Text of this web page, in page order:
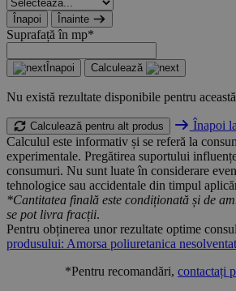
Înapoi Înainte
Suprafață în mp*
Înapoi Calculează
Nu există rezultate disponibile pentru
Calculează pentru alt produs
Înapoi
Calculul este informativ și se referă la
experimentale. Pregătirea suportului
consumuri. Nu sunt luate în considerare
tehnologice sau accidentale din timpul
*Cantitatea finală este condiționată și de
se pot livra fracții.
Pentru obținerea unor rezultate optime
produsului: Amorsa poliuretanica
*Pentru recomandări, contactați